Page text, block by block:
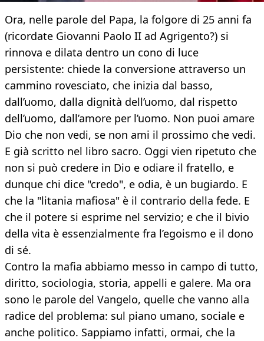
Ora, nelle parole del Papa, la folgore di 25 anni fa
(ricordate Giovanni Paolo II ad Agrigento?) si
rinnova e dilata dentro un cono di luce
persistente: chiede la conversione attraverso un
cammino rovesciato, che inizia dal basso,
dall’uomo, dalla dignità dell’uomo, dal rispetto
dell’uomo, dall’amore per l’uomo. Non puoi amare
Dio che non vedi, se non ami il prossimo che vedi.
E già scritto nel libro sacro. Oggi vien ripetuto che
non si può credere in Dio e odiare il fratello, e
dunque chi dice "credo", e odia, è un bugiardo. E
che la "litania mafiosa" è il contrario della fede. E
che il potere si esprime nel servizio; e che il bivio
della vita è essenzialmente fra l’egoismo e il dono
di sé.
Contro la mafia abbiamo messo in campo di tutto,
diritto, sociologia, storia, appelli e galere. Ma ora
sono le parole del Vangelo, quelle che vanno alla
radice del problema: sul piano umano, sociale e
anche politico. Sappiamo infatti, ormai, che la